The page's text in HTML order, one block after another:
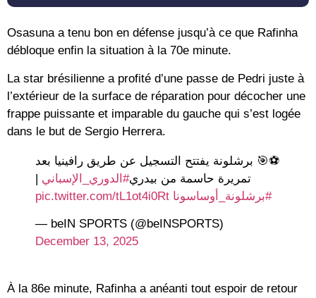
Osasuna a tenu bon en défense jusqu’à ce que Rafinha
débloque enfin la situation à la 70e minute.
La star brésilienne a profité d’une passe de Pedri juste à
l’extérieur de la surface de réparation pour décocher une
frappe puissante et imparable du gauche qui s’est logée
dans le but de Sergio Herrera.
⚽️🎯 برشلونة يفتتح التسجيل عن طريق رافينيا بعد
تمريرة حاسمة من بيدري#الدوري_الإسباني |
#برشلونة_أوساسونا pic.twitter.com/tL1ot4i0Rt
— beIN SPORTS (@beINSPORTS)
December 13, 2025
À la 86e minute, Rafinha a anéanti tout espoir de retour